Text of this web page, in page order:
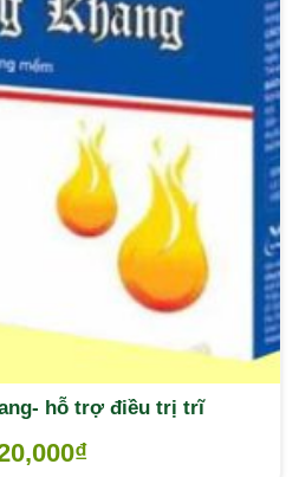
hỗ trợ điều trị trĩ
₫